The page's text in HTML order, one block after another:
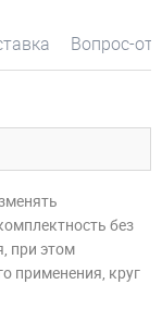
Вопрос-
без
при этом
применения, круг